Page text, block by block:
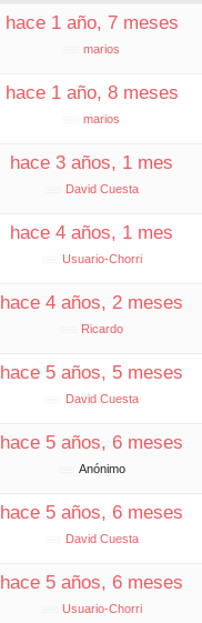
hace 1 año, 7 meses
marios
hace 1 año, 8 meses
marios
hace 3 años, 1 mes
David Cuesta
hace 4 años, 1 mes
Usuario-Chorri
hace 4 años, 2 meses
Ricardo
hace 5 años, 5 meses
David Cuesta
hace 5 años, 6 meses
Anónimo
hace 5 años, 6 meses
David Cuesta
hace 5 años, 6 meses
Usuario-Chorri